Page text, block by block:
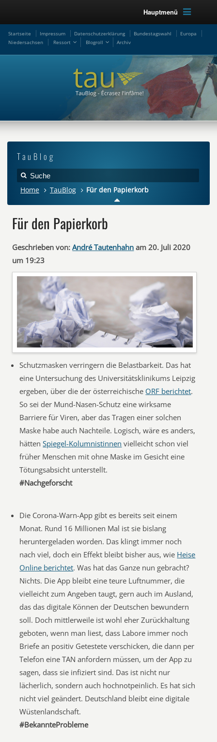
Hauptmenü
Startseite Impressum Datenschutzerklärung Bundestagswahl
Europa
Niedersachsen
Ressort Blogroll Archiv
TauBlog
Home TauBlog Für den Papierkorb
Für den Papierkorb
Geschrieben von: André Tautenhahn am 20. Juli 2020
um 19:23
Schutzmasken verringern die Belastbarkeit. Das hat
eine Untersuchung des Universitätsklinikums Leipzig
ergeben, über die der österreichische ORF berichtet.
So sei der Mund-Nasen-Schutz eine wirksame
Barriere für Viren, aber das Tragen einer solchen
Maske habe auch Nachteile. Logisch, wäre es anders,
hättenSpiegel-Kolumnistinnen vielleicht schon viel
früher Menschen mit ohne Maske im Gesicht eine
Tötungsabsicht unterstellt.
#Nachgeforscht
Die Corona-Warn-App gibt es bereits seit einem
Monat. Rund 16 Millionen Mal ist sie bislang
heruntergeladen worden. Das klingt immer noch
nach viel, doch ein Effekt bleibt bisher aus, wie Heise
Online berichtet. Was hat das Ganze nun gebracht?
Nichts. Die App bleibt eine teure Luftnummer, die
vielleicht zum Angeben taugt, gern auch im Ausland,
das das digitale Können der Deutschen bewundern
soll. Doch mittlerweile ist wohl eher Zurückhaltung
geboten, wenn man liest, dass Labore immer noch
Briefe an positiv Getestete verschicken, die dann per
Telefon eine TAN anfordern müssen, um der App zu
sagen, dass sie infiziert sind. Das ist nicht nur
lächerlich, sondern auch hochnotpeinlich. Es hat sich
nicht viel geändert. Deutschland bleibt eine digitale
Wüstenlandschaft.
#BekannteProbleme